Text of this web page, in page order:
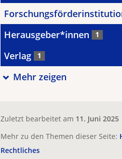
Herausgeber*innen 1
Verlag 1
Mehr zeigen
Zuletzt bearbeitet am 11. Juni 2025
Mehr zu den Themen dieser Seite:
Rechtliches